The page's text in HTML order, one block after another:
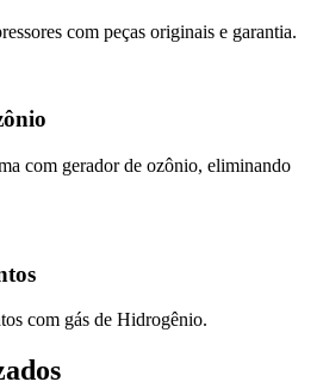
com peças originais e garantia.
com gerador de ozônio, eliminando
com gás de Hidrogênio.